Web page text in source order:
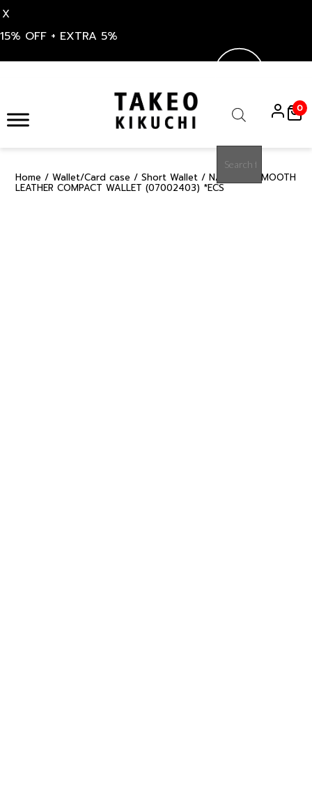
X
15% OFF + EXTRA 5%
content
search
0
Home / Wallet/Card case / Short Wallet / NAVY OIL SMOOTH
LEATHER COMPACT WALLET (07002403) *ECS
50%